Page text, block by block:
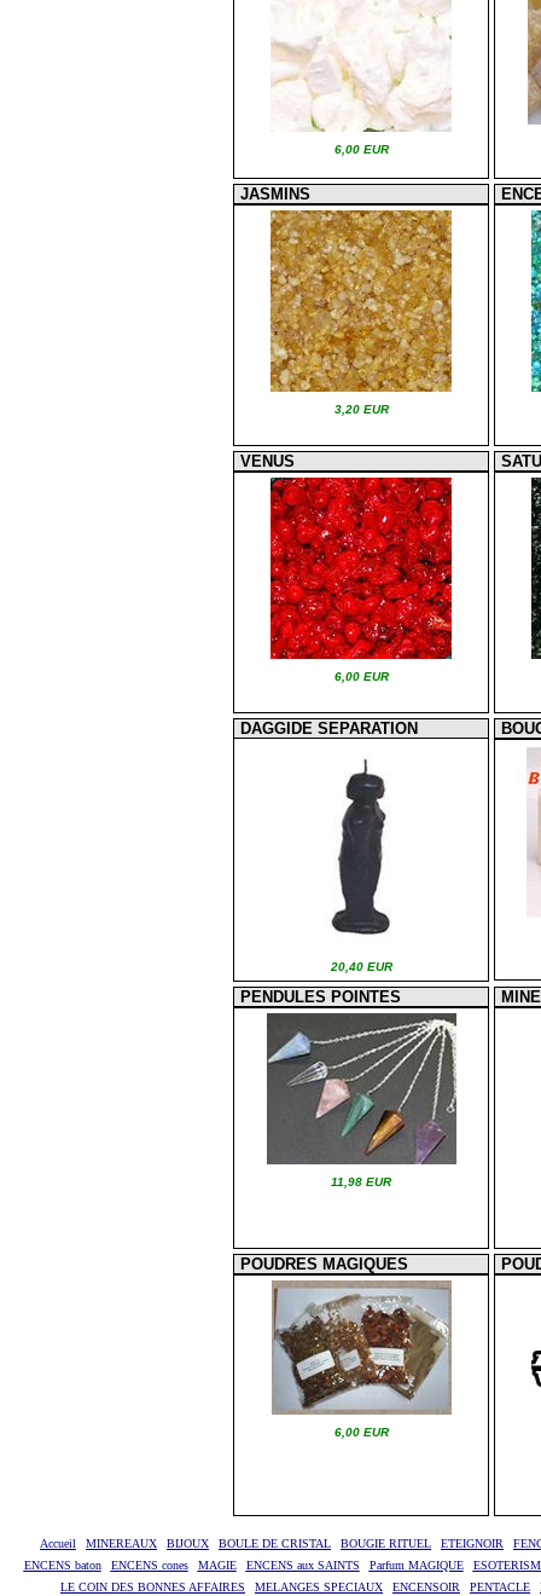
6,00 EUR
JASMINS
3,20 EUR
VENUS
6,00 EUR
DAGGIDE SEPARATION
20,40 EUR
PENDULES POINTES
11,98 EUR
POUDRES MAGIQUES
6,00 EUR
Accueil MINEREAUX BIJOUX BOULE DE CRISTAL BOUGIE RITUEL ETEIGNOIR
ENCENS baton
ENCENS cones MAGIE ENCENS aux SAINTS Parfum MAGIQUE
LE COIN DES BONNES AFFAIRES
MELANGES SPECIAUX ENCENSOIR PENTACLE